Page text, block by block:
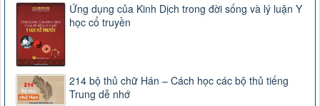
Ứng dụng của Kinh Dịch trong đời sống và lý luận Y
học cổ truyền
214 bộ thủ chữ Hán – Cách học các bộ thủ tiếng
Trung dễ nhớ